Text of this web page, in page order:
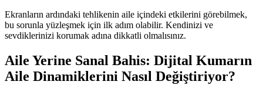
Ekranların ardındaki tehlikenin aile içindeki etkilerini görebilmek,
bu sorunla yüzleşmek için ilk adım olabilir. Kendinizi ve
sevdiklerinizi korumak adına dikkatli olmalısınız.
Aile Yerine Sanal Bahis: Dijital Kumarın
Aile Dinamiklerini Nasıl Değiştiriyor?